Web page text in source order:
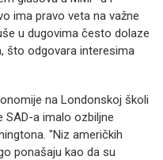
ima pravo veta na važne
u dugovima često dolaze
što odgovara interesima
na Londonskoj školi
SAD-a imalo ozbiljne
"Niz američkih
ponašaju kao da su